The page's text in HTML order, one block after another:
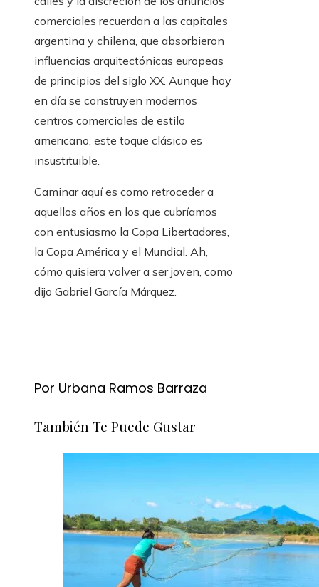
comerciales recuerdan a las capitales
argentina y chilena, que absorbieron
influencias arquitectónicas europeas
de principios del siglo XX. Aunque hoy
en día se construyen modernos
centros comerciales de estilo
americano, este toque clásico es
insustituible.
Caminar aquí es como retroceder a
aquellos años en los que cubríamos
con entusiasmo la Copa Libertadores,
la Copa América y el Mundial. Ah,
cómo quisiera volver a ser joven, como
dijo Gabriel García Márquez.
Por Urbana Ramos Barraza
También Te Puede Gustar